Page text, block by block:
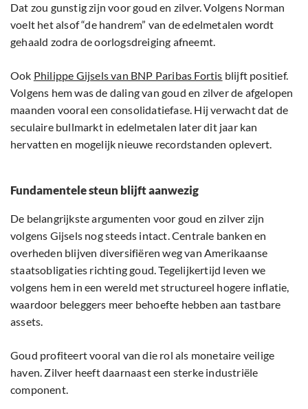
Dat zou gunstig zijn voor goud en zilver. Volgens Norman
voelt het alsof “de handrem” van de edelmetalen wordt
gehaald zodra de oorlogsdreiging afneemt.
Ook Philippe Gijsels van BNP Paribas Fortis blijft positief.
Volgens hem was de daling van goud en zilver de afgelopen
maanden vooral een consolidatiefase. Hij verwacht dat de
seculaire bullmarkt in edelmetalen later dit jaar kan
hervatten en mogelijk nieuwe recordstanden oplevert.
Fundamentele steun blijft aanwezig
De belangrijkste argumenten voor goud en zilver zijn
volgens Gijsels nog steeds intact. Centrale banken en
overheden blijven diversifiëren weg van Amerikaanse
staatsobligaties richting goud. Tegelijkertijd leven we
volgens hem in een wereld met structureel hogere inflatie,
waardoor beleggers meer behoefte hebben aan tastbare
assets.
Goud profiteert vooral van die rol als monetaire veilige
haven. Zilver heeft daarnaast een sterke industriële
component.